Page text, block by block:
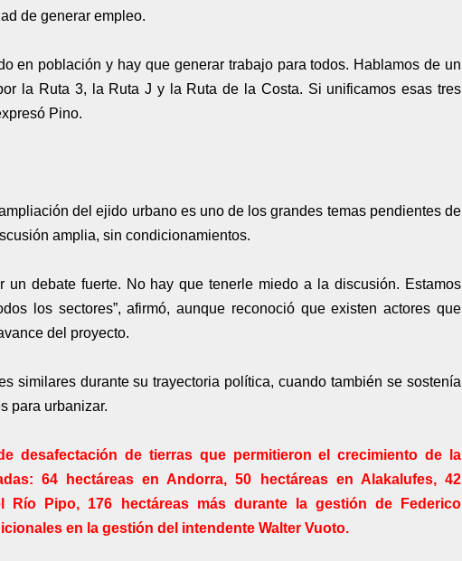
de generar empleo.
en población y hay que generar trabajo para todos. Hablamos de un
la Ruta 3, la Ruta J y la Ruta de la Costa. Si unificamos esas tres
Pino.
del ejido urbano es uno de los grandes temas pendientes de
amplia, sin condicionamientos.
un debate fuerte. No hay que tenerle miedo a la discusión. Estamos
los sectores”, afirmó, aunque reconoció que existen actores que
del proyecto.
similares durante su trayectoria política, cuando también se sostenía
para urbanizar.
desafectación de tierras que permitieron el crecimiento de la
64 hectáreas en Andorra, 50 hectáreas en Alakalufes, 42
Río Pipo, 176 hectáreas más durante la gestión de Federico
en la gestión del intendente Walter Vuoto.